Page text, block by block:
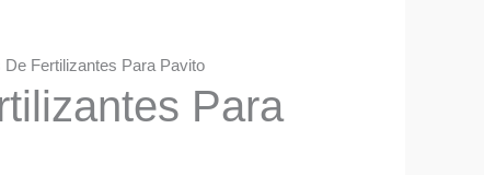
De Fertilizantes Para Pavito
Para